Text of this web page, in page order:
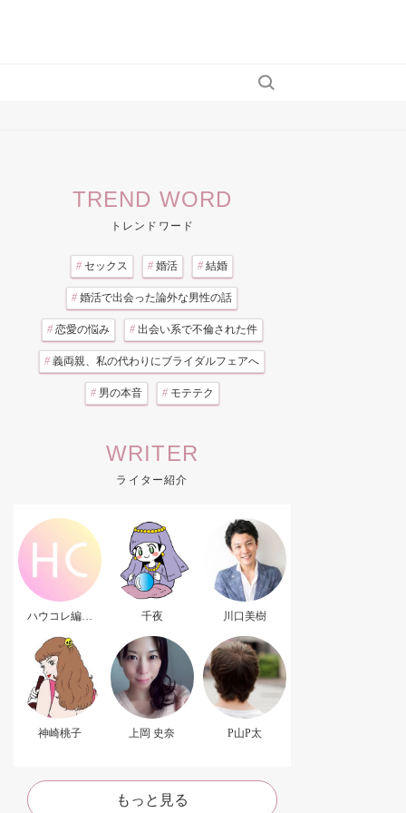
TREND WORD
トレンドワード
# セックス # 婚活 # 結婚
# 婚活で出会った論外な男性の話
# 恋愛の悩み # 出会い系で不倫された件
# 義両親、私の代わりにブライダルフェアへ
# 男の本音 # モテテク
WRITER
ライター紹介
ハウコレ編集
千夜 川口美樹
神崎桃子 上岡 史奈 P山P太
もっと見る